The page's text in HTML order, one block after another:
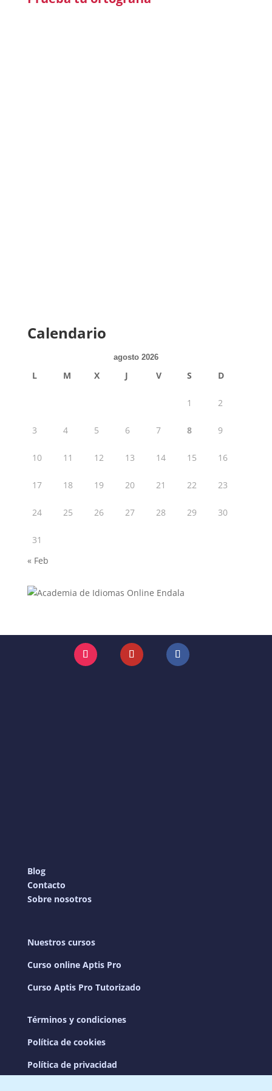
Calendario
agosto 2026
L M X J V S D
1 2
3 4 5 6 7 8 9
10 11 12 13 14 15 16
17 18 19 20 21 22 23
24 25 26 27 28 29 30
31
« Feb
Instagram YouTube Facebook
Blog
Contacto
Sobre nosotros
Nuestros cursos
Curso online Aptis Pro
Curso Aptis Pro Tutorizado
Términos y condiciones
Política de cookies
Política de privacidad